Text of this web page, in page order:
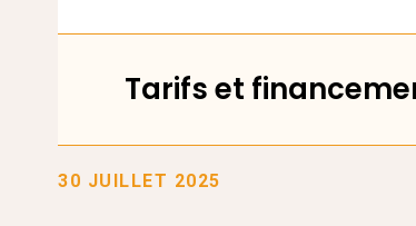
Tarifs et
30 JUILLET 2025